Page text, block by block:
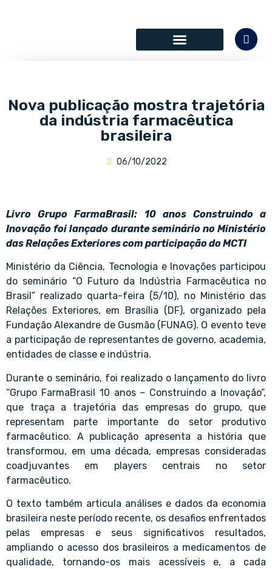
Nova publicação mostra trajetória
da indústria farmacêutica
brasileira
06/10/2022
Livro Grupo FarmaBrasil: 10 anos Construindo a
Inovação foi lançado durante seminário no Ministério
das Relações Exteriores com participação do MCTI
Ministério da Ciência, Tecnologia e Inovações participou
do seminário “O Futuro da Indústria Farmacêutica no
Brasil” realizado quarta-feira (5/10), no Ministério das
Relações Exteriores, em Brasília (DF), organizado pela
Fundação Alexandre de Gusmão (FUNAG). O evento teve
a participação de representantes de governo, academia,
entidades de classe e indústria.
Durante o seminário, foi realizado o lançamento do livro
“Grupo FarmaBrasil 10 anos – Construindo a Inovação”,
que traça a trajetória das empresas do grupo, que
representam parte importante do setor produtivo
farmacêutico. A publicação apresenta a história que
transformou, em uma década, empresas consideradas
coadjuvantes em players centrais no setor
farmacêutico.
O texto também articula análises e dados da economia
brasileira neste período recente, os desafios enfrentados
pelas empresas e seus significativos resultados,
ampliando o acesso dos brasileiros a medicamentos de
qualidade, tornando-os mais acessíveis e, a cada